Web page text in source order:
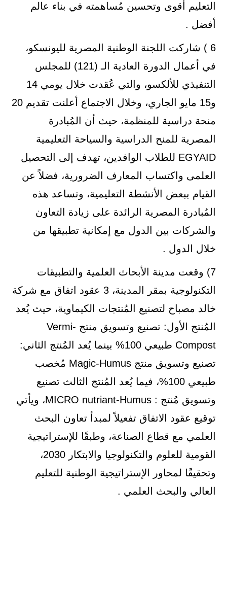
التعليم أقوى وتحسين مُساهمته في بناء عالم
أفضل .
6 ) شاركت اللجنة الوطنية المصرية لليونسكو،
في أعمال الدورة العادية الـ (121) للمجلس
التنفيذي للألكسو، والتي عُقدت خلال يومي 14
و15 مايو الجاري، وخلال الاجتماع أعلنت تقديم 20
منحة دراسية للمنظمة، حيث أن المُبادرة
المصرية للمنح الدراسية والسياحة التعليمية
EGYAID للطلاب الوافدين، تهدف إلى التحصيل
العلمى واكتساب المعارف الضرورية، فضلاً عن
القيام ببعض الأنشطة التعليمية، وتساعد هذه
المُبادرة المصرية الرائدة على زيادة التعاون
والشركات بين الدول مع إمكانية تطبيقها من
خلال الدول .
7) وقعت مدينة الأبحاث العلمية والتطبيقات
التكنولوجية بمقر المدينة، 3 عقود اتفاق مع شركة
خالد مصباح لتصنيع المُنتجات الكيماوية، حيث يُعد
المُنتج الأول: تصنيع وتسويق منتج Vermi-
Compost طبيعي 100% بينما يُعد المُنتج الثاني:
تصنيع وتسويق منتج Magic-Humus مُخصب
طبيعي 100%، فيما يُعد المُنتج الثالث تصنيع
وتسويق مُنتج : MICRO nutriant-Humus، ويأتي
توقيع عقود الاتفاق تفعيلاً لمبدأ تعاون البحث
العلمي مع قطاع الصناعة، وطبقًا للإستراتيجية
القومية للعلوم والتكنولوجيا والابتكار 2030،
وتحقيقًا لمحاور الإستراتيجية الوطنية للتعليم
العالي والبحث العلمي .